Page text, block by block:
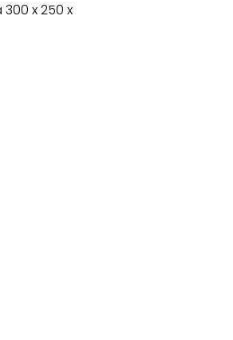
x 250 x